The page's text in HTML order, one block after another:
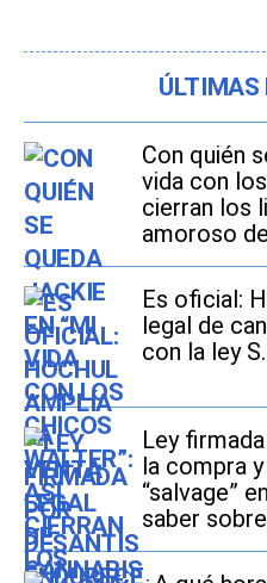
ÚLTIMAS
Con quién
vida con
cierran los
amoroso
Es oficial:
legal de
con la ley
Ley
la compra
“salvage”
saber